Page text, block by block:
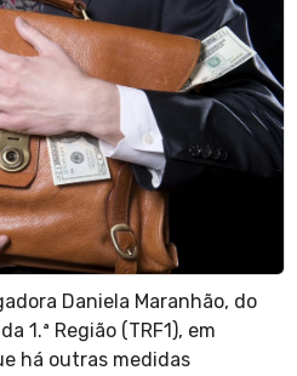
Daniela Maranhão, do
1.ª Região (TRF1), em
há outras medidas